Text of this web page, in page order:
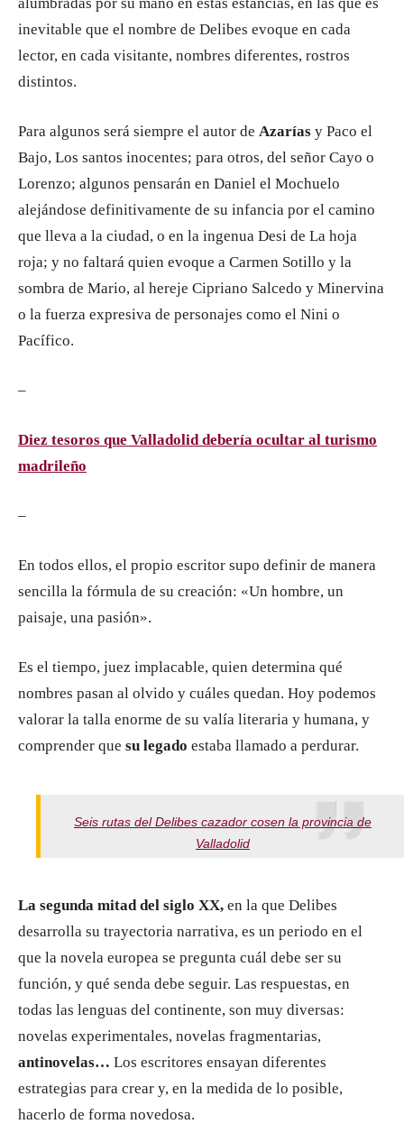
inevitable que el nombre de Delibes evoque en cada
lector, en cada visitante, nombres diferentes, rostros
distintos.
Para algunos será siempre el autor de Azarías y Paco el
Bajo, Los santos inocentes; para otros, del señor Cayo o
Lorenzo; algunos pensarán en Daniel el Mochuelo
alejándose definitivamente de su infancia por el camino
que lleva a la ciudad, o en la ingenua Desi de La hoja
roja; y no faltará quien evoque a Carmen Sotillo y la
sombra de Mario, al hereje Cipriano Salcedo y Minervina
o la fuerza expresiva de personajes como el Nini o
Pacífico.
–
Diez tesoros que Valladolid debería ocultar al turismo
madrileño
–
En todos ellos, el propio escritor supo definir de manera
sencilla la fórmula de su creación: «Un hombre, un
paisaje, una pasión».
Es el tiempo, juez implacable, quien determina qué
nombres pasan al olvido y cuáles quedan. Hoy podemos
valorar la talla enorme de su valía literaria y humana, y
comprender que su legado estaba llamado a perdurar.
Seis rutas del Delibes cazador cosen la provincia de
Valladolid
La segunda mitad del siglo XX, en la que Delibes
desarrolla su trayectoria narrativa, es un periodo en el
que la novela europea se pregunta cuál debe ser su
función, y qué senda debe seguir. Las respuestas, en
todas las lenguas del continente, son muy diversas:
novelas experimentales, novelas fragmentarias,
antinovelas… Los escritores ensayan diferentes
estrategias para crear y, en la medida de lo posible,
hacerlo de forma novedosa.